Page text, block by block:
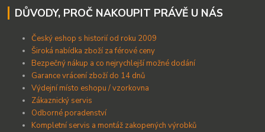
DŮVODY, PROČ NAKOUPIT PRÁVĚ U NÁS
Český eshop s historií od roku 2009
Široká nabídka zboží za férové ceny
Bezpečný nákup a co nejrychlejší možné dodání
Garance vrácení zboží do 14 dnů
Výdejní místo eshopu / vzorkovna
Zákaznický servis
Odborné poradenství
Kompletní servis a montáž zakopených výrobků